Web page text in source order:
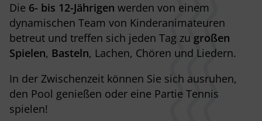
Die 6- bis 12-Jährigen werden von einem
dynamischen Team von Kinderanimateuren
betreut und treffen sich jeden Tag zu großen
Spielen, Basteln, Lachen, Chören und Liedern.
In der Zwischenzeit können Sie sich ausruhen,
den Pool genießen oder eine Partie Tennis
spielen!